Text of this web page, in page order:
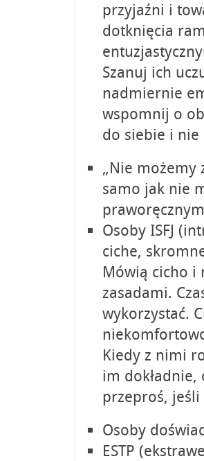
przyjaźni i
dotknięcia
Szanuj ich
nadmiernie
wspomnij o
do siebie i nie
„Nie możemy
samo jak nie
Osoby ISFJ
ciche,
Mówią cicho i
zasadami.
wykorzystać.
Kiedy z nimi
im dokładnie,
przeproś, jeśli
Osoby
ESTP